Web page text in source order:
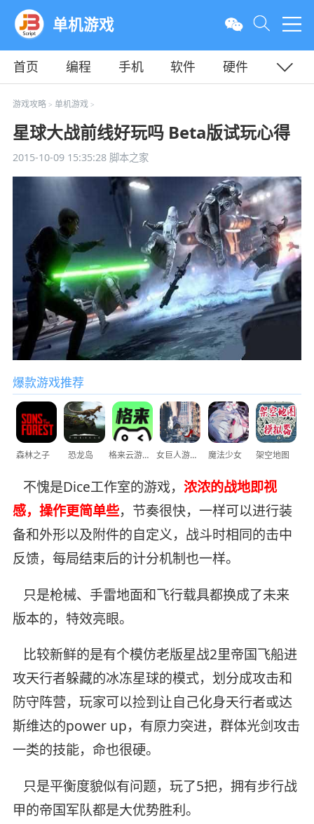
单机游戏
首页 编程 手机 软件
硬件
教程
平面
游戏攻略> 单机游戏>
星球大战前线好玩吗 Beta版试玩心得
2015-10-09 15:35:28脚本之家
爆款游戏推荐
森林之子 恐龙岛 格来云游戏 女巨人游乐场 魔法少女 架空地图
不愧是Dice工作室的游戏， 浓浓的战地即视
感，操作更简单些，节奏很快，一样可以进行装
备和外形以及附件的自定义，战斗时相同的击中
反馈，每局结束后的计分机制也一样。
只是枪械、手雷地面和飞行载具都换成了未来
版本的，特效亮眼。
比较新鲜的是有个模仿老版星战2里帝国飞船进
攻天行者躲藏的冰冻星球的模式，划分成攻击和
防守阵营，玩家可以捡到让自己化身天行者或达
斯维达的power up，有原力突进，群体光剑攻击
一类的技能，命也很硬。
只是平衡度貌似有问题，玩了5把，拥有步行战
甲的帝国军队都是大优势胜利。